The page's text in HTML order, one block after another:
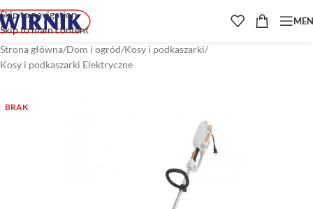
Skip to navigation
Skip to main content
Strona główna/Dom i ogród/Kosy i podkaszarki/
Kosy i podkaszarki Elektryczne
BRAK